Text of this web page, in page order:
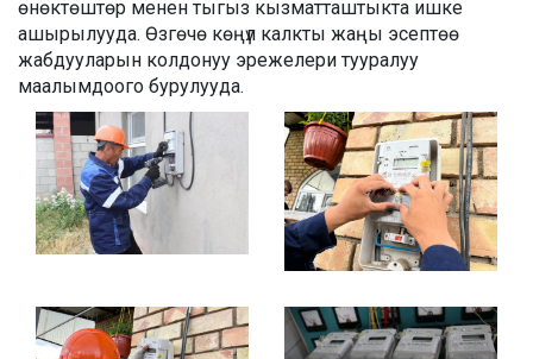
өнөктөштөр менен тыгыз кызматташтыкта ишке
ашырылууда. Өзгөчө көңүл калкты жаңы эсептөө
жабдууларын колдонуу эрежелери тууралуу
маалымдоого бурулууда.